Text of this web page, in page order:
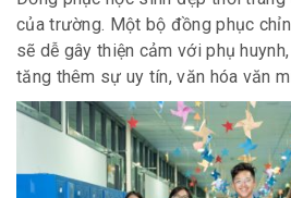
của trường. Một bộ đồng phục
sẽ dễ gây thiện cảm với phụ
tăng thêm sự uy tín, văn hóa văn